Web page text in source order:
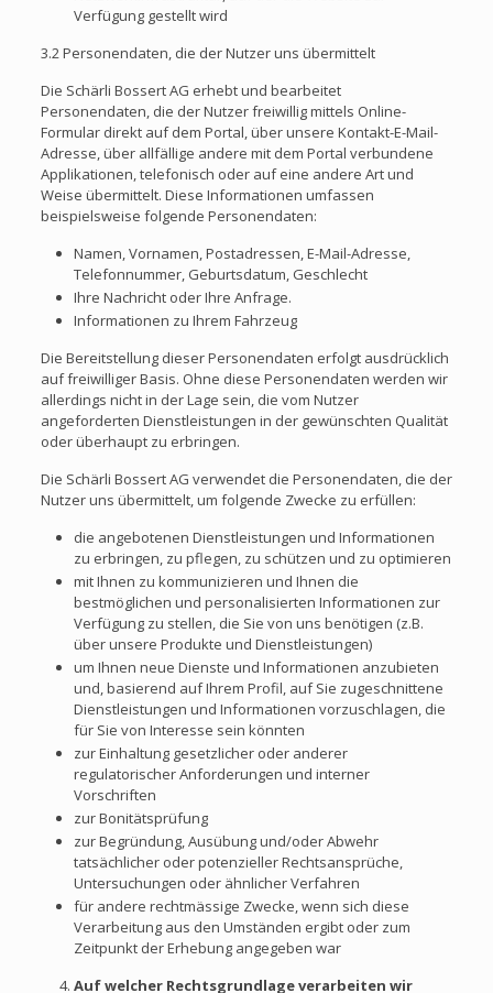
Verfügung gestellt wird
3.2 Personendaten, die der Nutzer uns übermittelt
Die Schärli Bossert AG erhebt und bearbeitet
Personendaten, die der Nutzer freiwillig mittels Online-
Formular direkt auf dem Portal, über unsere Kontakt-E-Mail-
Adresse, über allfällige andere mit dem Portal verbundene
Applikationen, telefonisch oder auf eine andere Art und
Weise übermittelt. Diese Informationen umfassen
beispielsweise folgende Personendaten:
Namen, Vornamen, Postadressen, E-Mail-Adresse,
Telefonnummer, Geburtsdatum, Geschlecht
Ihre Nachricht oder Ihre Anfrage.
Informationen zu Ihrem Fahrzeug
Die Bereitstellung dieser Personendaten erfolgt ausdrücklich
auf freiwilliger Basis. Ohne diese Personendaten werden wir
allerdings nicht in der Lage sein, die vom Nutzer
angeforderten Dienstleistungen in der gewünschten Qualität
oder überhaupt zu erbringen.
Die Schärli Bossert AG verwendet die Personendaten, die der
Nutzer uns übermittelt, um folgende Zwecke zu erfüllen:
die angebotenen Dienstleistungen und Informationen
zu erbringen, zu pflegen, zu schützen und zu optimieren
mit Ihnen zu kommunizieren und Ihnen die
bestmöglichen und personalisierten Informationen zur
Verfügung zu stellen, die Sie von uns benötigen (z.B.
über unsere Produkte und Dienstleistungen)
um Ihnen neue Dienste und Informationen anzubieten
und, basierend auf Ihrem Profil, auf Sie zugeschnittene
Dienstleistungen und Informationen vorzuschlagen, die
für Sie von Interesse sein könnten
zur Einhaltung gesetzlicher oder anderer
regulatorischer Anforderungen und interner
Vorschriften
zur Bonitätsprüfung
zur Begründung, Ausübung und/oder Abwehr
tatsächlicher oder potenzieller Rechtsansprüche,
Untersuchungen oder ähnlicher Verfahren
für andere rechtmässige Zwecke, wenn sich diese
Verarbeitung aus den Umständen ergibt oder zum
Zeitpunkt der Erhebung angegeben war
Auf welcher Rechtsgrundlage verarbeiten wir